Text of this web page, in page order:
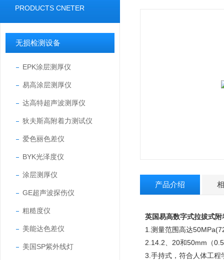
PRODUCTS CNETER
无损检测设备
EPK涂层测厚仪
易高涂层测厚仪
达高特超声波测厚仪
狄夫斯高附着力测试仪
爱色丽色差仪
BYK光泽度仪
涂层测厚仪
GE超声波探伤仪
粗糙度仪
美能达色差仪
美国SP紫外线灯
产品介绍
英国易高数字式拉拔式
1.测量范围高达
2.14.2、20和50mm（
3.手持式，符合人体工程